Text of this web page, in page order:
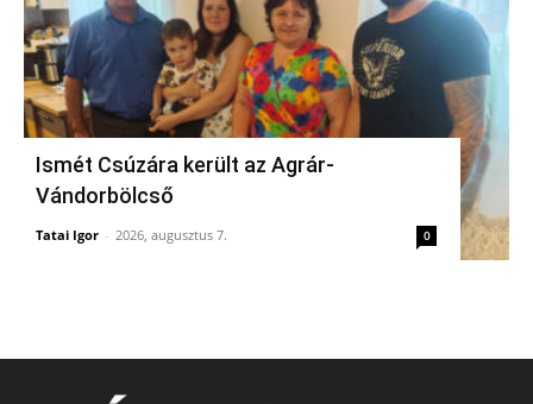
Ismét Csúzára került az Agrár-
Vándorbölcső
Tatai Igor - 2026, augusztus 7. 0